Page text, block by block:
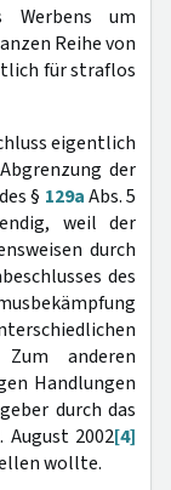
Werbens um
Reihe von
für straflos
eigentlich
der
§ 129aAbs. 5
weil der
durch
des
anderen
Handlungen
durch das
August 2002[4]
wollte.